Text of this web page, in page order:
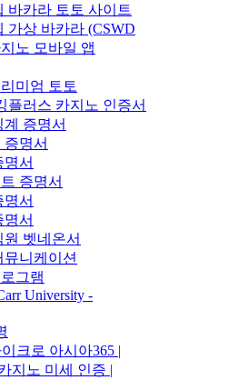
바카라 토토 사이트
가상 바카라 (CSWD
노 모바일 앱
미엄 토토
플러스 카지노 인증서
계 증명서
증명서
명서
증명서
명서
명서
원 벳네온서
뮤니케이션
그램
University -
크로 아시아365 |
지노 미세 인증 |